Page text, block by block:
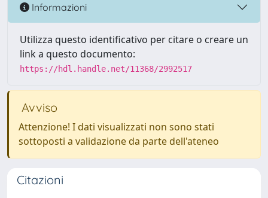
Informazioni
Utilizza questo identificativo per citare o creare un
link a questo documento:
https://hdl.handle.net/11368/2992517
Avviso
Attenzione! I dati visualizzati non sono stati
sottoposti a validazione da parte dell'ateneo
Citazioni